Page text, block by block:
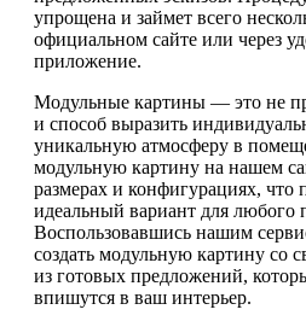
упрощена и займет всего
официальном сайте или через
приложение.
Модульные картины — это не
и способ выразить
уникальную атмосферу в
модульную картину на нашем
размерах и конфигурациях, что
идеальный вариант для любого
Воспользовавшись нашим
создать модульную картину со
из готовых предложений,
впишутся в ваш интерьер.